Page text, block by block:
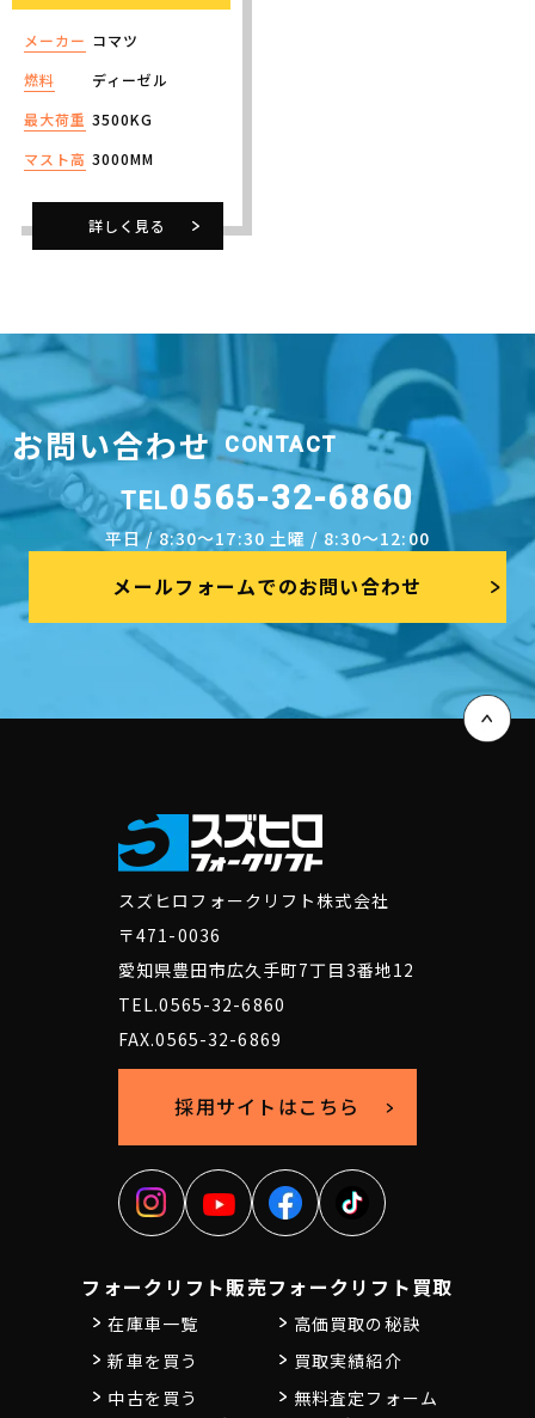
メーカー コマツ
燃料
ディーゼル
最大荷重 3500KG
マスト高 3000MM
詳しく見る
お問い合わせ CONTACT
TEL0565-32-6860
平日 / 8:30～17:30 土曜 / 8:30～12:00
メールフォームでのお問い合わせ
スズヒロフォークリフト株式会社
〒471-0036
愛知県豊田市広久手町7丁目3番地12
TEL.0565-32-6860
FAX.0565-32-6869
採用サイトはこちら
フォークリフト販売
在庫車一覧
新車を買う
中古を買う
フォークリフト買取
高価買取の秘訣
買取実績紹介
無料査定フォーム